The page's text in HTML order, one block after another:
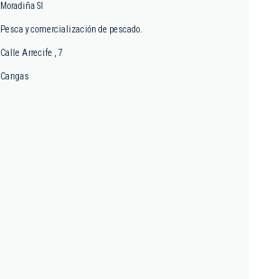
Moradiña Sl
Pesca y comercialización de pescado.
Calle Arrecife , 7
Cangas